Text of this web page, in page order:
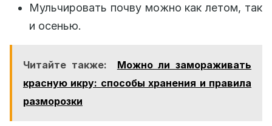
Мульчировать почву можно как летом, так
и осенью.
Читайте также:
Можно ли замораживать
красную икру: способы хранения и правила
разморозки